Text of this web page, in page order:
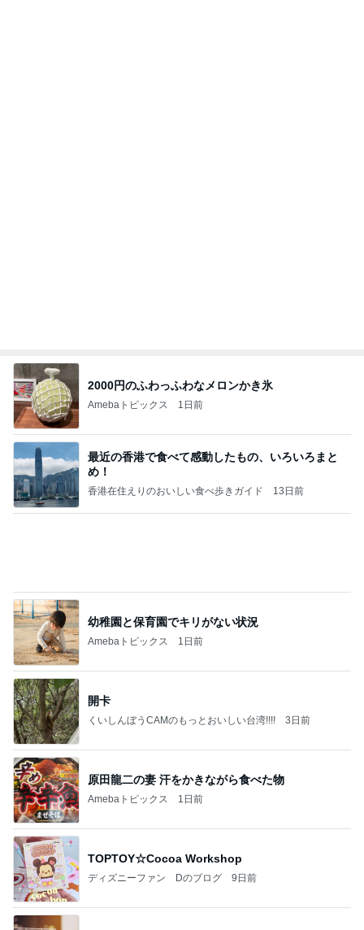
2000円のふわっふわなメロンかき氷
Amebaトピックス 1日前
最近の香港で食べて感動したもの、いろいろまと
め！
香港在住えりのおいしい食べ歩きガイド 13日前
幼稚園と保育園でキリがない状況
Amebaトピックス 1日前
開卡
くいしんぼうCAMのもっとおいしい台湾!!!! 3日前
原田龍二の妻 汗をかきながら食べた物
Amebaトピックス 1日前
TOPTOY☆Cocoa Workshop
ディズニーファン Dのブログ 9日前